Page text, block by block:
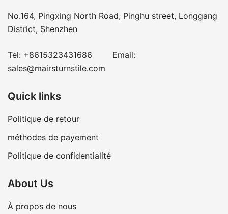
No.164, Pingxing North Road, Pinghu street, Longgang
District, Shenzhen
Tel: +8615323431686 Email:
sales@mairsturnstile.com
Quick links
Politique de retour
méthodes de payement
Politique de confidentialité
About Us
À propos de nous